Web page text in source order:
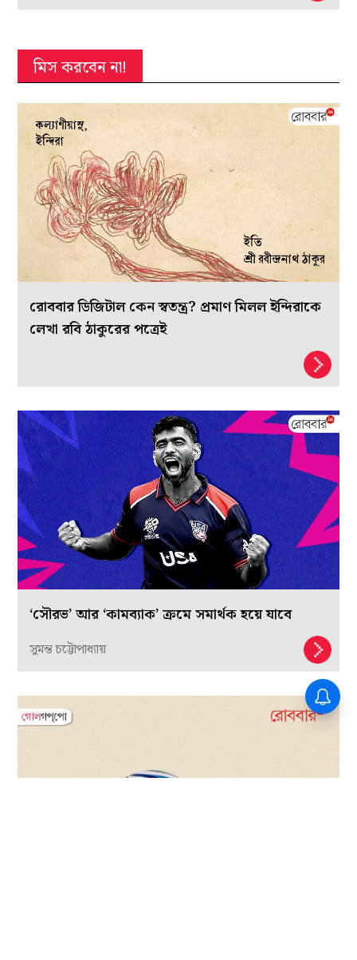
মিস করবেন না!
রোববার ডিজিটাল কেন স্বতন্ত্র? প্রমাণ মিলল ইন্দিরাকে
লেখা রবি ঠাকুরের পত্রেই
‘সৌরভ’ আর ‘কামব্যাক’ ক্রমে সমার্থক হয়ে যাবে
সুমন্ত চট্টোপাধ্যায়